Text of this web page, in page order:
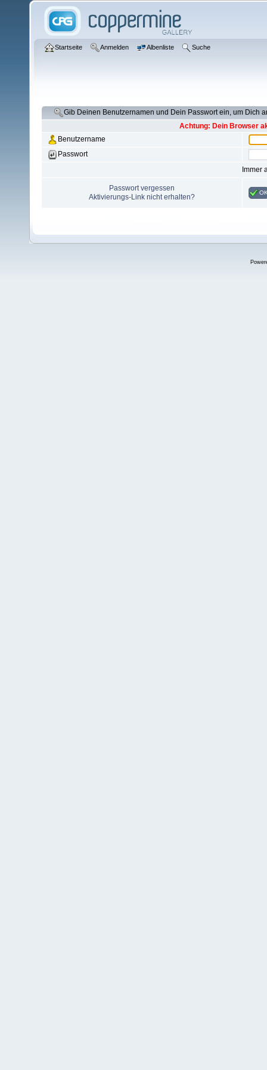
Startseite Anmelden Albenliste Suche
Gib Deinen Benutzernamen und Dein Passwort ein, um Dich
Achtung: Dein Browser
Benutzername
Passwort
Immer
Passwort vergessen
Aktivierungs-Link nicht erhalten?